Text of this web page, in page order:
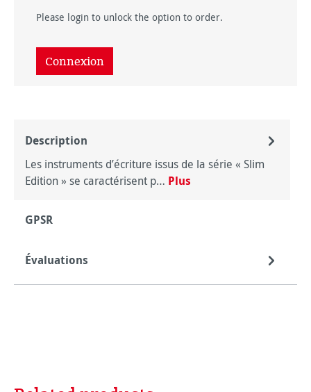
Please login to unlock the option to order.
Connexion
Description
Les instruments d’écriture issus de la série « Slim
Edition » se caractérisent p… Plus
GPSR
Évaluations